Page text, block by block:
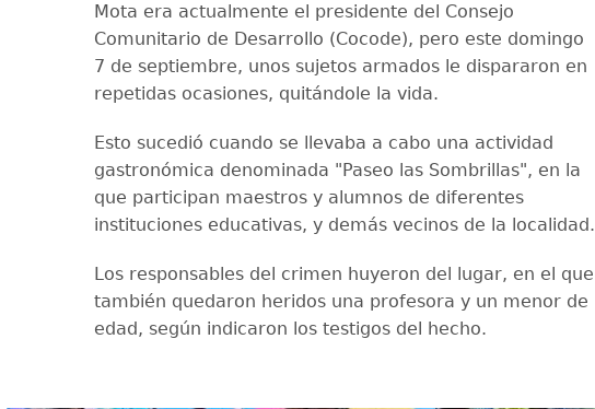
Mota era actualmente el presidente del Consejo
Comunitario de Desarrollo (Cocode), pero este domingo
7 de septiembre, unos sujetos armados le dispararon en
repetidas ocasiones, quitándole la vida.
Esto sucedió cuando se llevaba a cabo una actividad
gastronómica denominada "Paseo las Sombrillas", en la
que participan maestros y alumnos de diferentes
instituciones educativas, y demás vecinos de la localidad.
Los responsables del crimen huyeron del lugar, en el que
también quedaron heridos una profesora y un menor de
edad, según indicaron los testigos del hecho.